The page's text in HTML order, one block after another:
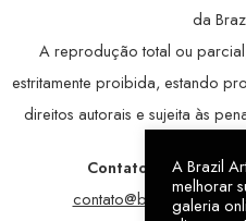
da
A reprodução total ou
estritamente proibida, estando
direitos autorais e sujeita às
Contatos: WhatsApp:
contato@brazilartes.com
A Brazil
melhorar
galeria